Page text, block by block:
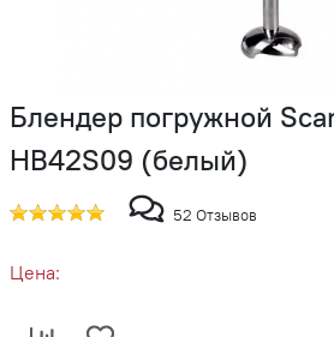
Блендер погружной
HB42S09 (белый)
52 Отзывов
Цена: